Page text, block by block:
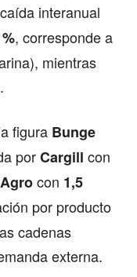
interanual
, corresponde a
mientras
figura Bunge
porCargill con
con 1,5
por producto
cadenas
externa.